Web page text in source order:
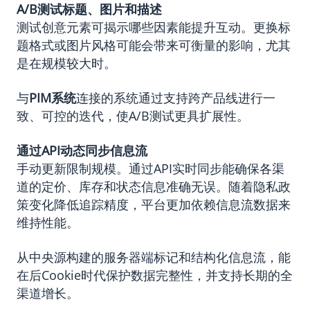
A/B测试标题、图片和描述
测试创意元素可揭示哪些因素能提升互动。更换标
题格式或图片风格可能会带来可衡量的影响，尤其
是在规模较大时。
与PIM系统连接的系统通过支持跨产品线进行一
致、可控的迭代，使A/B测试更具扩展性。
通过API动态同步信息流
手动更新限制规模。通过API实时同步能确保各渠
道的定价、库存和状态信息准确无误。随着隐私政
策变化降低追踪精度，平台更加依赖信息流数据来
维持性能。
从中央源构建的服务器端标记和结构化信息流，能
在后Cookie时代保护数据完整性，并支持长期的全
渠道增长。